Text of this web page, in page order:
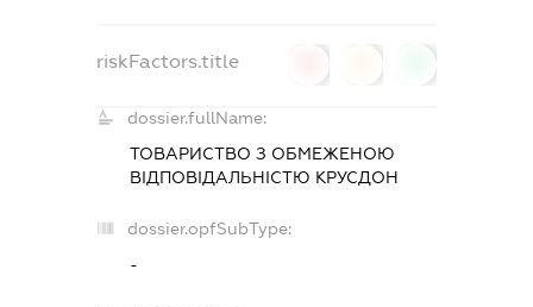
riskFactors.title
dossier.fullName:
ТОВАРИСТВО З ОБМЕЖЕНОЮ
ВІДПОВІДАЛЬНІСТЮ КРУСДОН
dossier.opfSubType:
-